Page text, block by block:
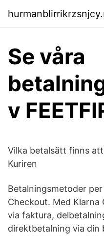
Se våra
v
Vilka betalsätt finns
Kuriren
Betalningsmetoder
Checkout. Med Klarna
via faktura,
direktbetalning via din